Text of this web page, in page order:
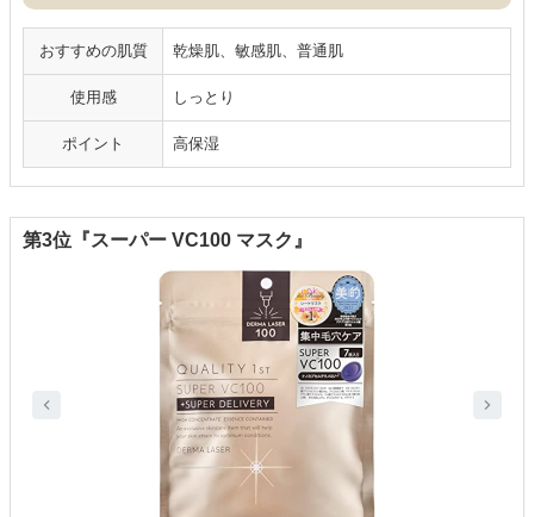
おすすめの肌質 乾燥肌、敏感肌、普通肌
使用感 しっとり
ポイント 高保湿
第3位『スーパー VC100 マスク』